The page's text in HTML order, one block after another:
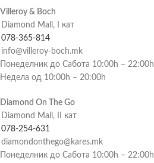
Villeroy & Boch
Diamond Mall, I кат
078-365-814
info@villeroy-boch.mk
Понеделник до Сабота 10:00h – 22:00h
Недела од 10:00h – 20:00h
Diamond On The Go
Diamond Mall, II кат
078-254-631
diamondonthego@kares.mk
Понеделник до Сабота 10:00h – 22:00h